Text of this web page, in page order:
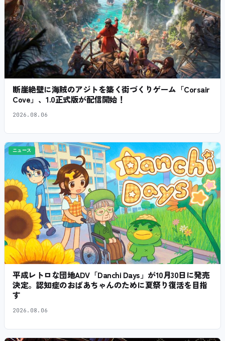
断崖絶壁に海賊のアジトを築く街づくりゲーム「Corsair
Cove」、1.0正式版が配信開始！
2026.08.06
ニュース
平成レトロな団地ADV「Danchi Days」が10月30日に発売
決定。認知症のおばあちゃんのために夏祭り復活を目指
す
2026.08.06